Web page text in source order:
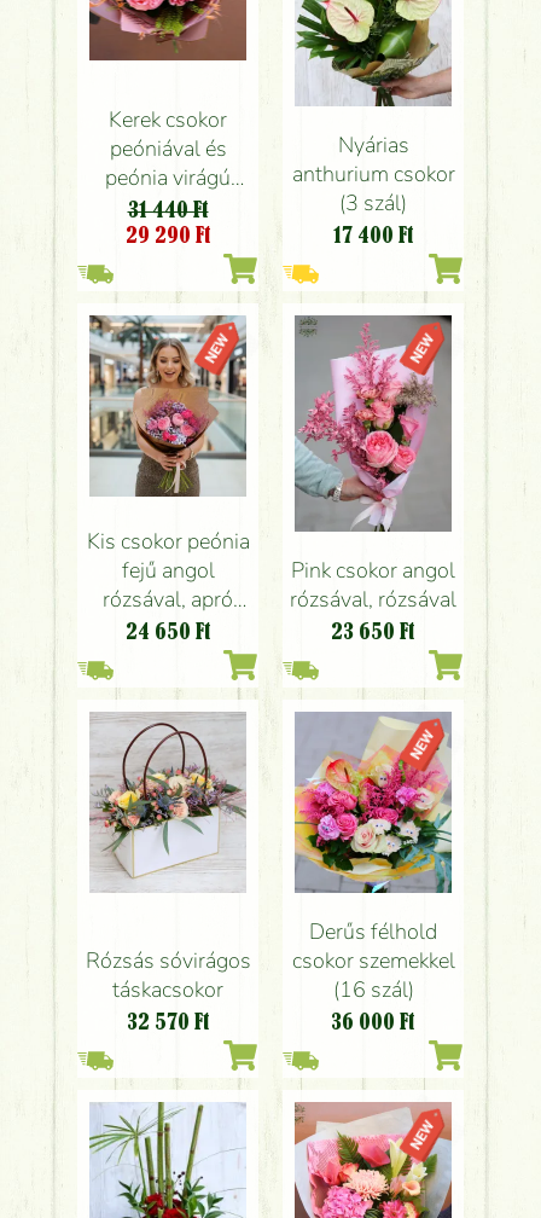
Kerek csokor
peóniával és
peónia virágú
angol rózsával
31 440 Ft
29 290 Ft
Nyárias
anthurium csokor
(3 szál)
17 400 Ft
Kis csokor peónia
fejű angol
rózsával, apró
színes virágokkal
24 650 Ft
Pink csokor angol
rózsával, rózsával
23 650 Ft
Rózsás sóvirágos
táskacsokor
32 570 Ft
Derűs félhold
csokor szemekkel
(16 szál)
36 000 Ft